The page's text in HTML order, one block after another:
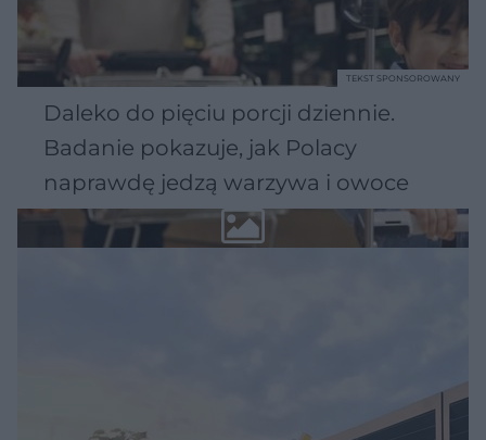
Daleko do pięciu porcji dziennie.
Badanie pokazuje, jak Polacy
naprawdę jedzą warzywa i owoce
TEKST SPONSOROWANY